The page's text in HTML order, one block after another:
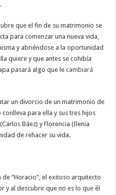
que el fin de su matrimonio se
para comenzar una nueva vida,
y abriéndose a la oportunidad
quiere y que antes se cohibía
pasará algo que lecambiará
un divorcio de un matrimonio de
conlleva para ella y sus tres hijos
Báez) y Florencia (Ilenia
de rehacer su vida.
“Horacio”, el exitoso arquitecto
y al descubrir que no es lo que él